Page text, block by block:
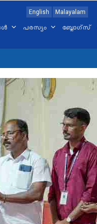
English Malayalam
പരസ്യം ബ്ലോഗ്സ്